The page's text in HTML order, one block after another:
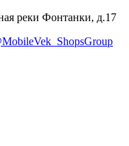
реки Фонтанки, д.17